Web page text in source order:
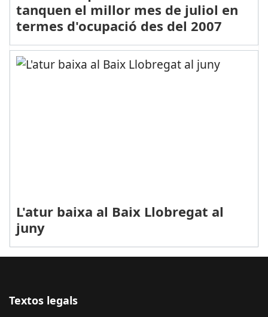
tanquen el millor mes de juliol en
termes d'ocupació des del 2007
L'atur baixa al Baix Llobregat al
juny
Textos legals